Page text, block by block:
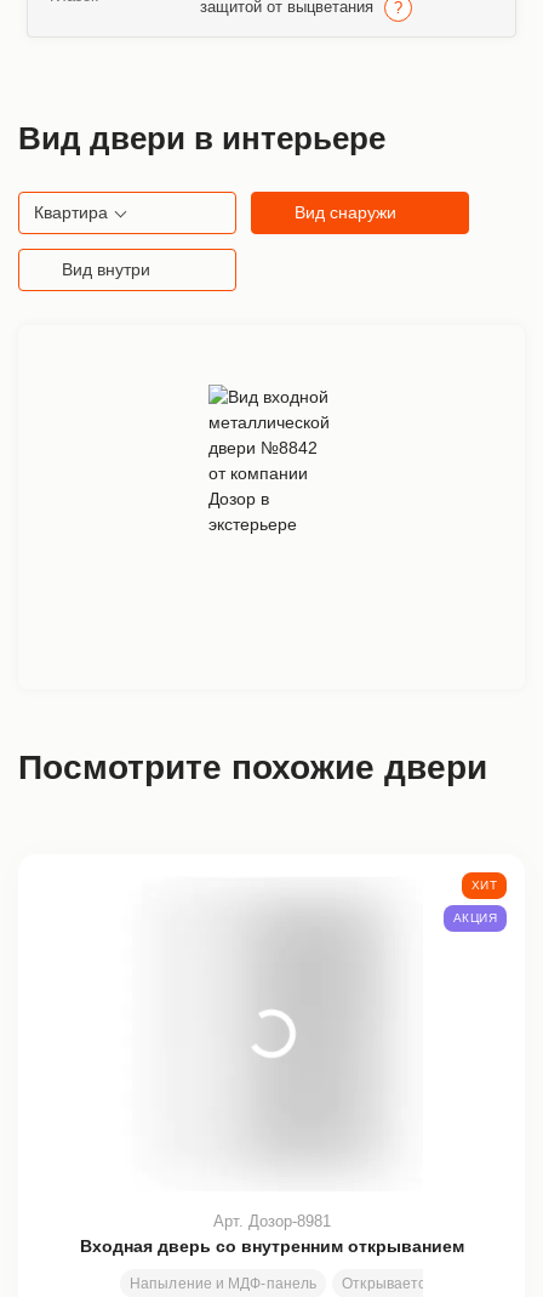
защитой от выцветания
Вид двери в интерьере
Квартира Вид снаружи
Вид внутри
Посмотрите похожие двери
Входная дверь со внутренним открыванием
Напыление и МДФ-панель Открывается вовнутрь
Арт. Дозор-8981
ХИТ
АКЦИЯ